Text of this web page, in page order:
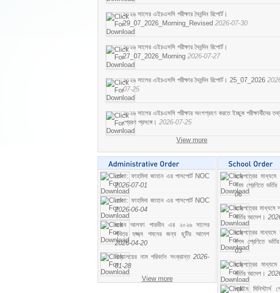
২০২৬ সালের এইচএসসি পরীক্ষার দৈনন্দিন রিপোর্ট।
29_07_2026_Morning_Revised 2026-07-30
২০২৬ সালের এইচএসসি পরীক্ষার দৈনন্দিন রিপোর্ট।
27_07_2026_Morning 2026-07-27
২০২৬ সালের এইচএসসি পরীক্ষার দৈনন্দিন রিপোর্ট। 25_07_2026
07-25
২০২৬ সালের এইচএসসি পরীক্ষার অংশগ্রহণ করতে ইচ্ছুক পরীক্ষার্থীদের
প্রেরণ প্রসঙ্গে। 2026-07-25
View more
মোসা: ফাহমিদা জাহান এর পাসপোর্ট NOC
2026-07-01
মোসা: ফাহমিদা জাহান এর পাসপোর্ট NOC
2026-06-04
জনাব আলফা পারভীন এর ২০২৬ সালের
পবিত্র হজ্জ্ব গমনের জন্য ছুটির আদেশ
2026-04-20
বিদ্যালয়ের নাম পরিবর্তন সংক্রান্ত 2026-
01-28
View more
ছাড়পত্রের
নবম শ্রেণিতে
06
ছাড়পত্রের মাধ্যমে
ভর্তির আদেশ।
ছাড়পত্রের
দশম শ্রেণিতে
03
ছাড়পত্রের
ভর্তির আদেশ।
প্রাইম মিনিস্টার্স